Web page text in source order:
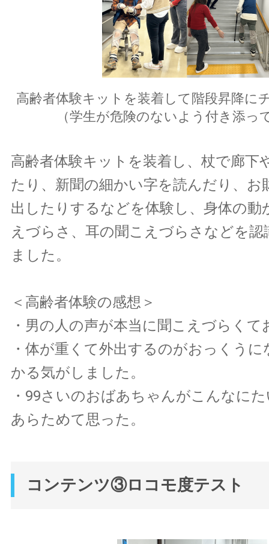
高齢者体験キットを装着して階段昇降に
（学生が危険のないよう付き添っ
高齢者体験キットを装着し、杖で廊下
たり、新聞の細かい字を読んだり、お
出したりするなどを体験し、身体の動
えづらさ、耳の聞こえづらさなどを
ました。
＜高齢者体験の感想＞
・男の人の声が本当に聞こえづらく
・体が重くて外出するのがおっくう
かる気がしました。
・99さいのおばあちゃんがこんなに
あらためて思った。
コンテンツ③ロコモ度テスト